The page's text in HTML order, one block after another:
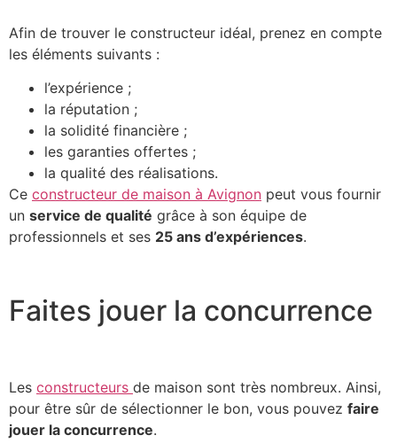
Afin de trouver le constructeur idéal, prenez en compte
les éléments suivants :
l’expérience ;
la réputation ;
la solidité financière ;
les garanties offertes ;
la qualité des réalisations.
Ce constructeur de maison à Avignon peut vous fournir
un service de qualité grâce à son équipe de
professionnels et ses 25 ans d’expériences.
Faites jouer la concurrence
Les constructeurs de maison sont très nombreux. Ainsi,
pour être sûr de sélectionner le bon, vous pouvez faire
jouer la concurrence.